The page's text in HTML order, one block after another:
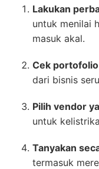
Lakukan
untuk menilai
masuk akal.
Cek
dari bisnis
Pilih vendor
untuk
Tanyakan
termasuk